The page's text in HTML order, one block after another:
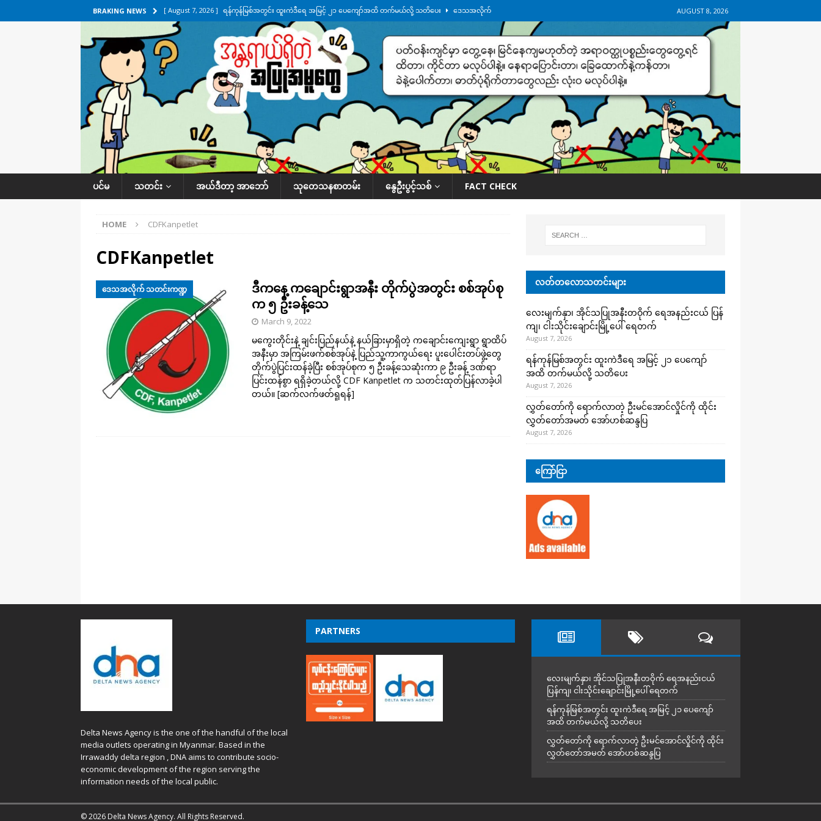
BRAKING NEWS [ August 7, 2026 ] ရန်ကုန်မြစ်အတွင်း ထူးကဲဒီရေ အ​မြင့် ၂၁ ပေကျော်အထိ တက်မယ်လို့ သတိပေး ဒေသအလိုက်
သတင်းကဏ္ဍ
[ August 7, 2026 ] လွှတ်တော်ကို ရောက်လာတဲ့ ဦးမင်အောင်လှိုင်ကို ထိုင်းလွှတ်တော်အမတ် အော်ဟစ်ဆန္ဒပြ
UNCATEGORIZED
[ August 6, 2026 ] တာကျိုးပြီး ခုနှစ်ရက်မြောက်နေ့မှာ ငသိုင်းချောင်းမြို့ကို ရေစတင်ရောက်ရှိ ဒေသအလိုက် သတင်း
[ August 6, 2026 ] လေးမျက်နှာမှာ ရေဘေးကူနေတဲ့ ငသိုင်းချောင်းဒေသခံ လူငယ်တဦး ရေစီးနဲ့မျောပါသေဆုံး
အလိုက် သတင်းကဏ္ဍ
[ August 7, 2026 ] လေးမျက်နှာ၊ အိုင်သပြုအနီးတဝိုက် ရေအနည်းငယ် ပြန်ကျ၊ ငါးသိုင်းချောင်းမြို့ပေါ် ရေတက်
ဒေသအလိုက် သတင်းကဏ္ဍ
AUGUST 8, 2026
ပင်မ သတင်း အယ်ဒီတာ့ အာဘော် သုတေသနစာတမ်း နွေဦးပွင့်သစ် FACT CHECK
HOME CDFKanpetlet
CDFKanpetlet
ဒေသအလိုက် သတင်းကဏ္ဍ
ဒီကနေ့ ကချောင်းရွာအနီး တိုက်ပွဲအတွင်း စစ်အုပ်စု
က ၅ ဦးခန့်သေ
March 9, 2022
မကွေးတိုင်းနဲ့ ချင်းပြည်နယ်နဲ့ နယ်ခြားမှာရှိတဲ့ ကချောင်းကျေးရွာ ရွာထိပ်
အနီးမှာ အကြမ်းဖက်စစ်အုပ်နဲ့ ပြည်သူ့ကာကွယ်ရေး ပူးပေါင်းတပ်ဖွဲ့တွေ
တိုက်ပွဲပြင်းထန်ခဲ့ပြီး စစ်အုပ်စုက ၅ ဦးခန့်သေဆုံးကာ ၉ ဦးခန့် ဒဏ်ရာ
ပြင်းထန်စွာ ရရှိခဲ့တယ်လို့ CDF Kanpetlet က သတင်းထုတ်ပြန်လာခဲ့ပါ
တယ်။ [ဆက်လက်ဖတ်ရှုရန်]
လတ်တလောသတင်းများ
လေးမျက်နှာ၊ အိုင်သပြုအနီးတဝိုက် ရေအနည်းငယ် ပြန်
ကျ၊ ငါးသိုင်းချောင်းမြို့ပေါ် ရေတက်
August 7, 2026
ရန်ကုန်မြစ်အတွင်း ထူးကဲဒီရေ အ​မြင့် ၂၁ ပေကျော်
အထိ တက်မယ်လို့ သတိပေး
August 7, 2026
လွှတ်တော်ကို ရောက်လာတဲ့ ဦးမင်အောင်လှိုင်ကို ထိုင်း
လွှတ်တော်အမတ် အော်ဟစ်ဆန္ဒပြ
August 7, 2026
ကြော်ငြာ
Delta News Agency is the one of the handful of the local
media outlets operating in Myanmar. Based in the
Irrawaddy delta region , DNA aims to contribute socio-
economic development of the region serving the
information needs of the local public.
PARTNERS
လေးမျက်နှာ၊ အိုင်သပြုအနီးတဝိုက် ရေအနည်းငယ်
ပြန်ကျ၊ ငါးသိုင်းချောင်းမြို့ပေါ် ရေတက်
ရန်ကုန်မြစ်အတွင်း ထူးကဲဒီရေ အ​မြင့် ၂၁ ပေကျော်
အထိ တက်မယ်လို့ သတိပေး
လွှတ်တော်ကို ရောက်လာတဲ့ ဦးမင်အောင်လှိုင်ကို ထိုင်း
လွှတ်တော်အမတ် အော်ဟစ်ဆန္ဒပြ
© 2026 Delta News Agency. All Rights Reserved.